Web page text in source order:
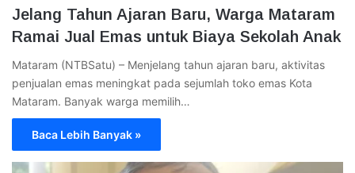
Jelang Tahun Ajaran Baru, Warga Mataram
Ramai Jual Emas untuk Biaya Sekolah Anak
Mataram (NTBSatu) – Menjelang tahun ajaran baru, aktivitas
penjualan emas meningkat pada sejumlah toko emas Kota
Mataram. Banyak warga memilih…
Baca Lebih Banyak »